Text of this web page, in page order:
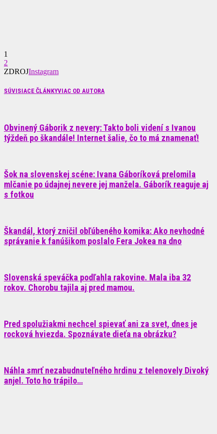
1
2
ZDROJInstagram
SÚVISIACE ČLÁNKYVIAC OD AUTORA
Obvinený Gáborik z nevery: Takto boli videní s Ivanou
týždeň po škandále! Internet šalie, čo to má znamenať!
Šok na slovenskej scéne: Ivana Gáboríková prelomila
mlčanie po údajnej nevere jej manžela. Gáborík reaguje aj
s fotkou
Škandál, ktorý zničil obľúbeného komika: Ako nevhodné
správanie k fanúšikom poslalo Fera Jokea na dno
Slovenská speváčka podľahla rakovine. Mala iba 32
rokov. Chorobu tajila aj pred mamou.
Pred spolužiakmi nechcel spievať ani za svet, dnes je
rocková hviezda. Spoznávate dieťa na obrázku?
Náhla smrť nezabudnuteľného hrdinu z telenovely Divoký
anjel. Toto ho trápilo…